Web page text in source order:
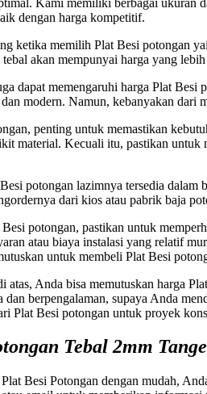
dengan harga kompetitif.
ketika memilih Plat Besi potongan
akan mempunyai harga yang
dapat memengaruhi harga Plat
modern. Namun, kebanyakan dari
penting untuk memastikan
material. Kecuali itu, pastikan
potongan lazimnya tersedia
dari kios atau pabrik baja
potongan, pastikan untuk
atau biaya instalasi yang relatif
untuk membeli Plat Besi
atas, Anda bisa memutuskan harga
dan berpengalaman, supaya Anda
Plat Besi potongan untuk proyek
Tebal 2mm
Besi Potongan dengan mudah,